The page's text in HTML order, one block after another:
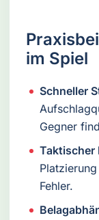
im Spiel
Schneller
Gegner
Taktischer
Fehler.